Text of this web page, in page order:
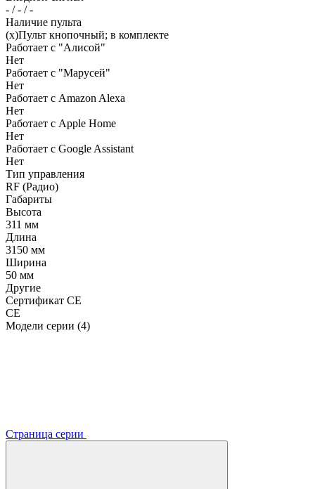
- / - / -
Наличие пульта
(x)Пульт кнопочный; в комплекте
Работает с "Алисой"
Нет
Работает с "Марусей"
Нет
Работает с Amazon Alexa
Нет
Работает с Apple Home
Нет
Работает с Google Assistant
Нет
Тип управления
RF (Радио)
Габариты
Высота
311 мм
Длина
3150 мм
Ширина
50 мм
Другие
Сертификат CE
CE
Модели серии (4)
Страница серии